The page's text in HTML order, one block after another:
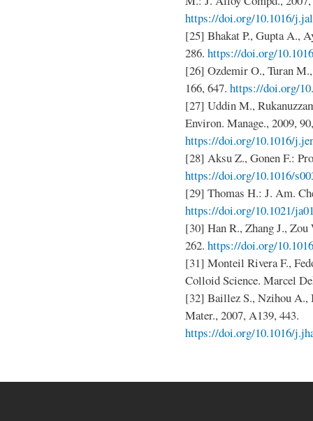
https://doi.org/10.1016/
[25] Bhakat P., Gupta A.,
286. https://doi.org/
[26] Ozdemir O., Turan
166, 647. https://doi.org/
[27] Uddin M.,
Environ. Manage., 2009,
https://doi.org/10.1016/
[28] Aksu Z., Gonen F.:
https://doi.org/10.1016/
[29] Thomas H.: J. Am.
https://doi.org/10.1021/
[30] Han R., Zhang J., Zou
262. https://doi.org/
[31] Monteil Rivera F.,
Colloid Science. Marcel
[32] Baillez S., Nzihou A.,
Mater., 2007, A139, 443.
https://doi.org/10.1016/